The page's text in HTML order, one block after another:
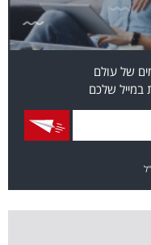
של עולם
במייל שלכם